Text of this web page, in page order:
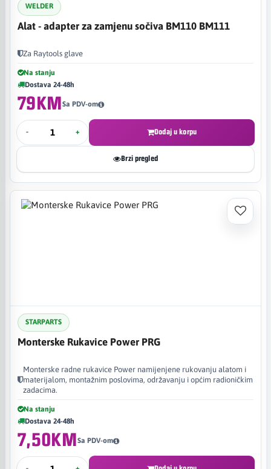
WELDER
Alat - adapter za zamjenu sočiva BM110 BM111
Za Raytools glave
Na stanju
Dostava 24-48h
79KMSa PDV-om
- + Dodaj u korpu
Brzi pregled
STARPARTS
Monterske Rukavice Power PRG
Monterske radne rukavice Power namijenjene rukovanju alatom i
materijalom, montažnim poslovima, održavanju i općim radioničkim
zadacima.
Na stanju
Dostava 24-48h
7,50KMSa PDV-om